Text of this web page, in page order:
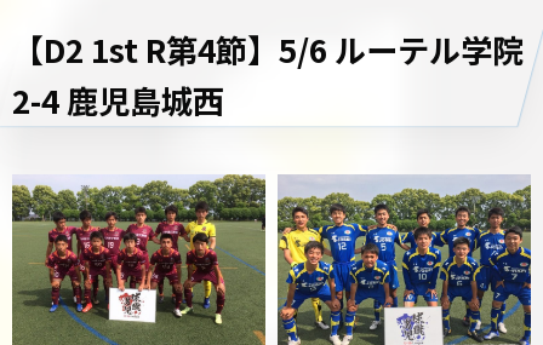
【D2 1st R第4節】5/6 ルーテル学院
2-4 鹿児島城西